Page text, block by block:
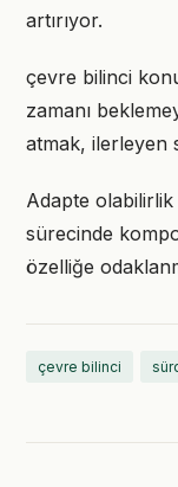
artırıyor.
çevre bilinci
zamanı
atmak,
Adapte olabilirlik
sürecinde
özelliğe
çevre bilinci